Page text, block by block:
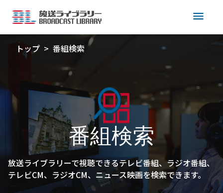
menu
トップ 番組検索
番組検索
放送ライブラリーで視聴できるテレビ番組、ラジオ番組、
テレビCM、ラジオCM、ニュース映画を検索できます。